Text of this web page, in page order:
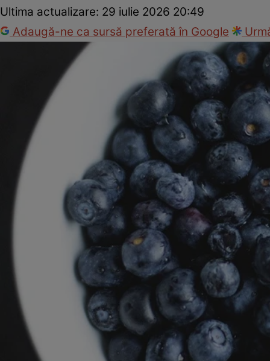
Ultima actualizare: 29 iulie 2026 20:49
Adaugă-ne ca sursă preferată în Google